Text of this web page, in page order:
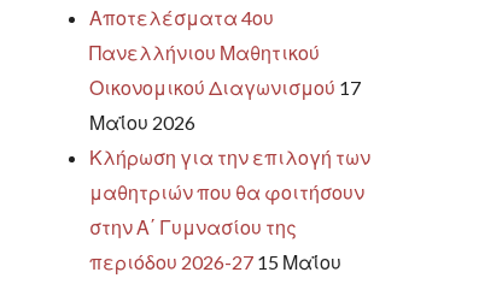
Αποτελέσματα 4ου
Πανελλήνιου Μαθητικού
Οικονομικού Διαγωνισμού 17
Μαΐου 2026
Κλήρωση για την επιλογή των
μαθητριών που θα φοιτήσουν
στην Α΄ Γυμνασίου της
περιόδου 2026-27 15 Μαΐου